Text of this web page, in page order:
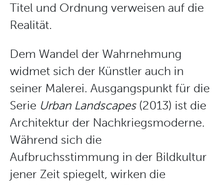
Titel und Ordnung verweisen auf die
Realität.
Dem Wandel der Wahrnehmung
widmet sich der Künstler auch in
seiner Malerei. Ausgangspunkt für die
Serie Urban Landscapes (2013) ist die
Architektur der Nachkriegsmoderne.
Während sich die
Aufbruchsstimmung in der Bildkultur
jener Zeit spiegelt, wirken die